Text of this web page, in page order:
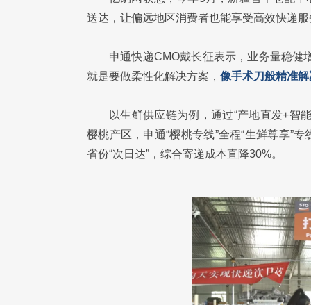
送达，让偏远地区消费者也能享受高效快递
申通快递CMO戴长征表示，业务量稳健
就是要做柔性化解决方案， 像手术刀般精准
以生鲜供应链为例，通过“产地直发+智
樱桃产区，申通“樱桃专线”全程“生鲜尊享”
省份“次日达”，综合寄递成本直降30%。